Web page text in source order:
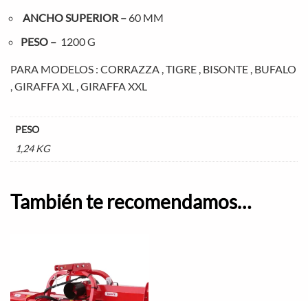
ANCHO SUPERIOR –60 MM
PESO – 1200 G
PARA MODELOS : CORRAZZA , TIGRE , BISONTE , BUFALO
, GIRAFFA XL , GIRAFFA XXL
PESO
1,24 KG
También te recomendamos…